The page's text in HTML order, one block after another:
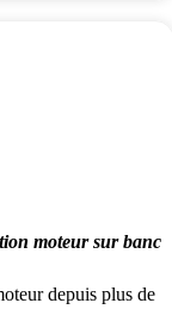
moteur sur banc
depuis plus de